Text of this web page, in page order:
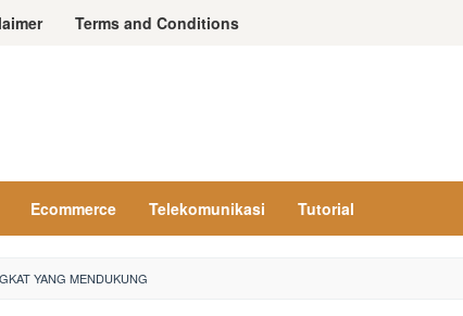
Terms and Conditions
Ecommerce Telekomunikasi Tutorial
YANG MENDUKUNG